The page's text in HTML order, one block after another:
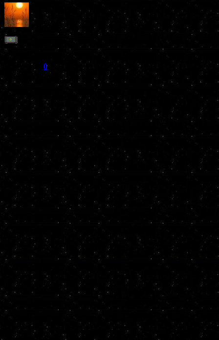
Рядовой
Группа: Пользователи
Репутация: 0
Статус:
Offline
Каким
Совсем
Вконтакте
социальной
каким
Как
Многие
сделать
нужно будет